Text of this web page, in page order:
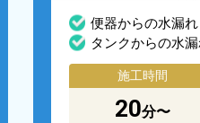
便器からの水漏れ
タンクからの水
施工時間
20分〜